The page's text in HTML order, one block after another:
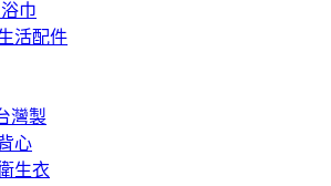
巾
活配件
灣製
心
生衣